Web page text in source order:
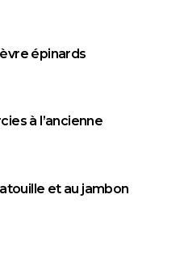
épinards
à l’ancienne
et au jambon